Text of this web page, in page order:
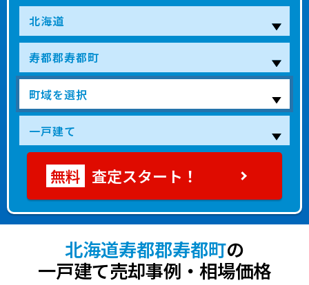
査定スタート！
北海道寿都郡寿都町の
一戸建て売却事例・相場価格